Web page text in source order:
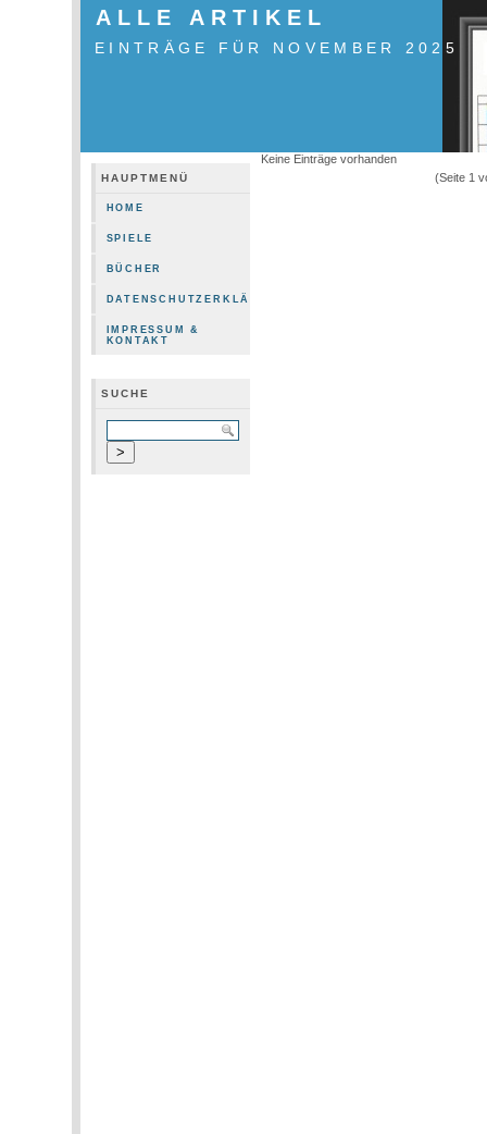
ALLE ARTIKEL
EINTRÄGE FÜR NOVEMBER 2025
HAUPTMENÜ
HOME
SPIELE
BÜCHER
DATENSCHUTZERKLÄRUNG
IMPRESSUM &
KONTAKT
SUCHE
Keine Einträge vorhanden
(Seite 1